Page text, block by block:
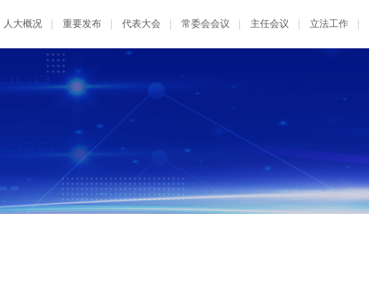
人大概况 重要发布 代表大会 常委会会议 主任会议 立法工作